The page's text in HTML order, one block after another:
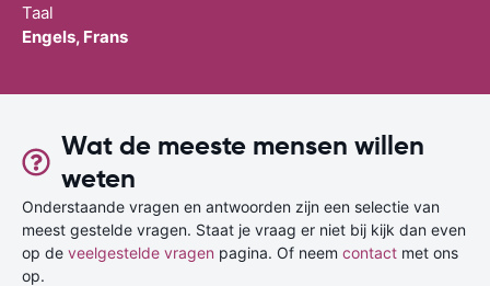
Taal
Engels, Frans
Wat de meeste mensen willen
weten
Onderstaande vragen en antwoorden zijn een selectie van
meest gestelde vragen. Staat je vraag er niet bij kijk dan even
op de veelgestelde vragen pagina. Of neem contact met ons
op.